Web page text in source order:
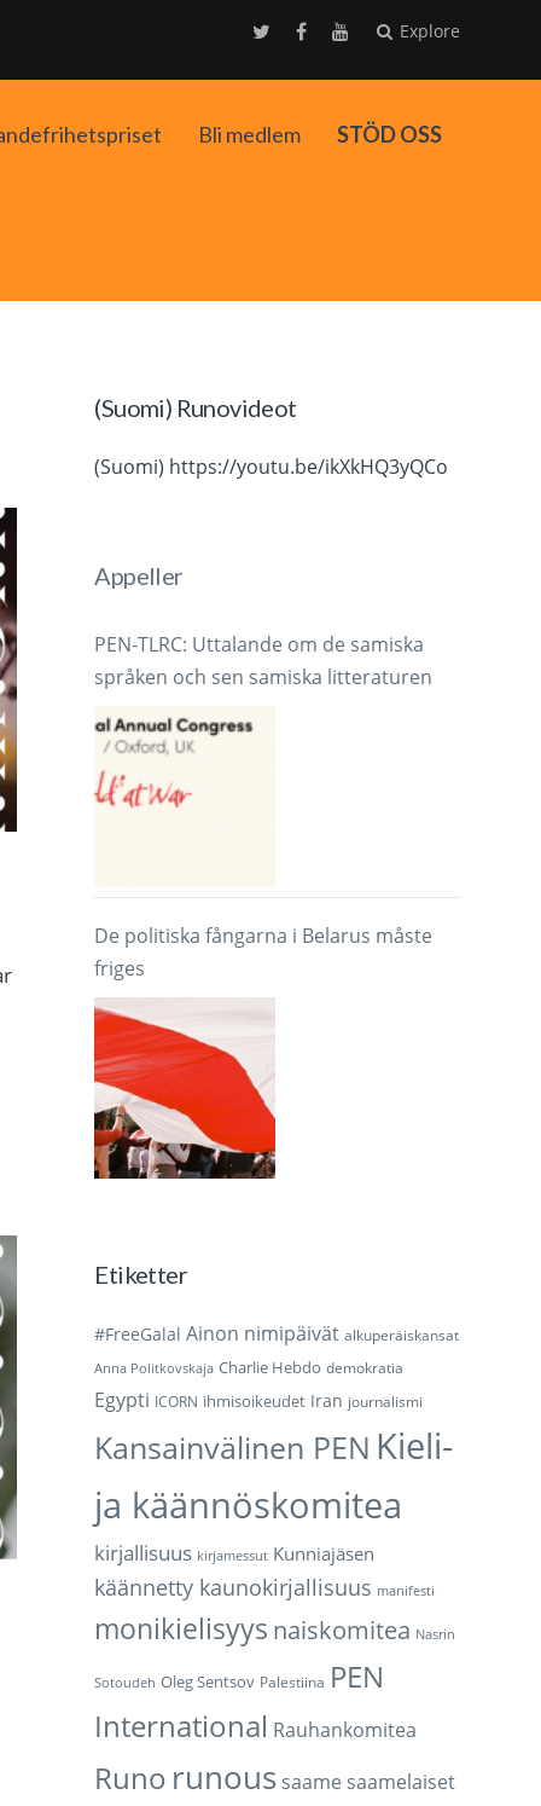
Explore
Bli medlem STÖD OSS
(Suomi) Runovideot
(Suomi) https://youtu.be/ikXkHQ3yQCo
Appeller
PEN-TLRC: Uttalande om de samiska
språken och sen samiska litteraturen
De politiska fångarna i Belarus måste
friges
Etiketter
#FreeGalal Ainon nimipäivät alkuperäiskansat
Anna Politkovskaja Charlie Hebdo demokratia
Egypti ICORN ihmisoikeudet Iran journalismi
Kansainvälinen PEN Kieli-
ja käännöskomitea
kirjallisuus kirjamessut Kunniajäsen
käännetty kaunokirjallisuus manifesti
monikielisyys naiskomitea Nasrin
Sotoudeh Oleg Sentsov Palestiina PEN
International Rauhankomitea
Runo runous saame saamelaiset